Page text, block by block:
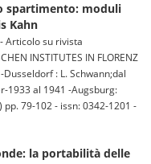
spartimento: moduli
Kahn
Articolo su rivista
INSTITUTES IN FLORENZ
: L. Schwann;dal
1933 al 1941 -Augsburg:
pp. 79-102 - issn: 0342-1201 -
la portabilità delle